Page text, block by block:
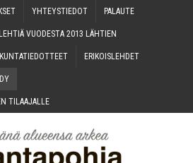
YHTEYS­TIE­DOT PALAU­TE
VUO­DES­TA 2013 LÄHTIEN
KUN­TA­TIE­DOT­TEET ERI­KOIS­LEH­DET
TILAAJALLE